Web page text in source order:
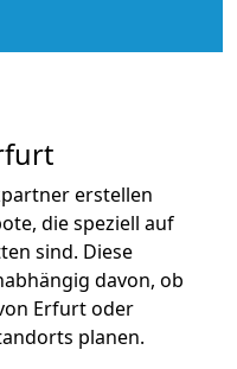
erstellen
die speziell auf
sind. Diese
davon, ob
Erfurt oder
planen.